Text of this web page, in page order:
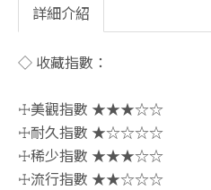
詳細介紹
◇ 收藏指數：
☩美觀指數 ★★★☆☆
☩耐久指數 ★☆☆☆☆
☩稀少指數 ★★★☆☆
☩流行指數 ★★☆☆☆